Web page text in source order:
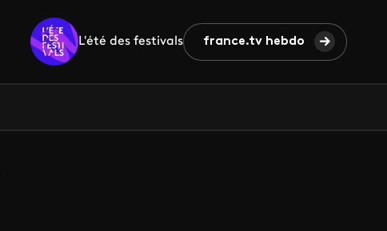
L'été des festivals france.tv hebdo